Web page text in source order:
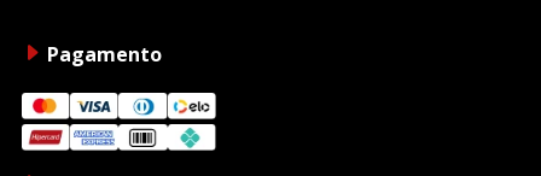
Pagamento